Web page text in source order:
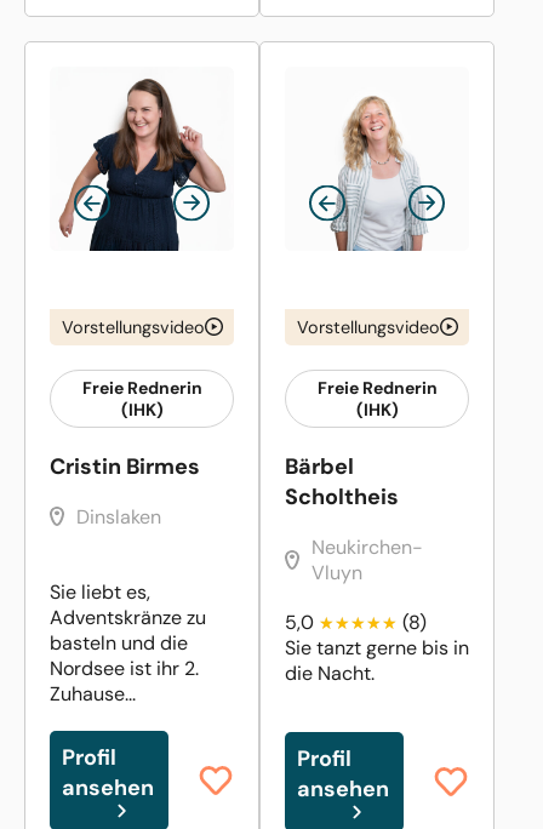
Vorstellungsvideo
Freie Rednerin
(IHK)
Cristin Birmes
Dinslaken
Sie liebt es,
Adventskränze zu
basteln und die
Nordsee ist ihr 2.
Zuhause...
Profil
ansehen
Vorstellungsvideo
Freie Rednerin
(IHK)
Bärbel
Scholtheis
Neukirchen-
Vluyn
5,0
(8)
Sie tanzt gerne bis in
die Nacht.
Profil
ansehen